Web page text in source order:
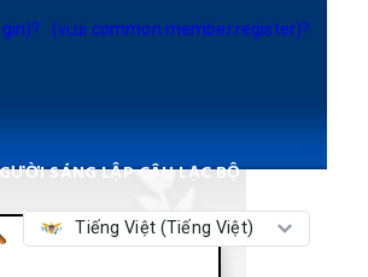
(vi,ui.common.member.register)?
SÁNG LẬP CÂU LẠC BỘ
Tiếng Việt (Tiếng Việt)